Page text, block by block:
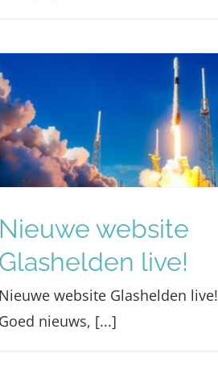
Vier voordelen
++ glas of
Nieuws
Nieuwe website
Glashelden live!
Nieuwe website Glashelden live!
Goed nieuws, [...]